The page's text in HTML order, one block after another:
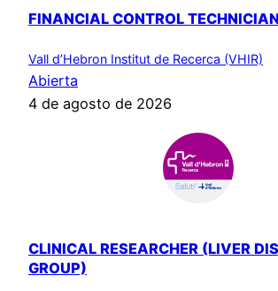
FINANCIAL CONTROL TECHNICIAN
Vall d’Hebron Institut de Recerca (VHIR)
Abierta
4 de agosto de 2026
CLINICAL RESEARCHER (LIVER
GROUP)